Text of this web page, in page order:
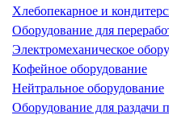
Хлебопекарное и
Оборудование для
Электромеханическое
Кофейное оборудование
Нейтральное оборудование
Оборудование для раздачи